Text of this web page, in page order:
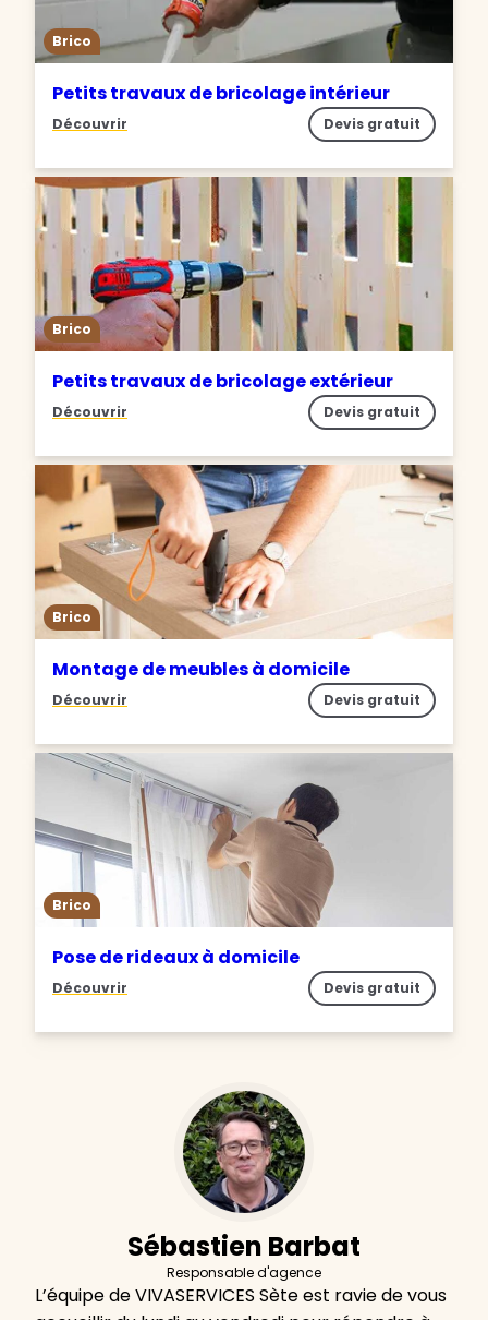
Brico
Petits travaux de bricolage intérieur
Découvrir Devis gratuit
Brico
Petits travaux de bricolage extérieur
Découvrir Devis gratuit
Brico
Montage de meubles à domicile
Découvrir Devis gratuit
Brico
Pose de rideaux à domicile
Découvrir Devis gratuit
Sébastien Barbat
Responsable d'agence
L’équipe de VIVASERVICES Sète est ravie de vous